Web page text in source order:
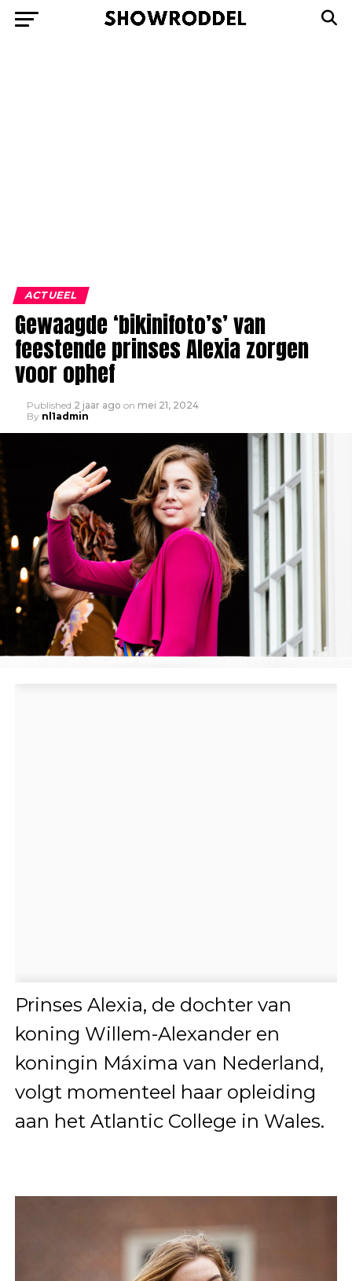
ACTUEEL
Gewaagde ‘bikinifoto’s’ van
feestende prinses Alexia zorgen
voor ophef
Published 2 jaar ago on mei 21, 2024
By nl1admin
Prinses Alexia, de dochter van
koning Willem-Alexander en
koningin Máxima van Nederland,
volgt momenteel haar opleiding
aan het Atlantic College in Wales.